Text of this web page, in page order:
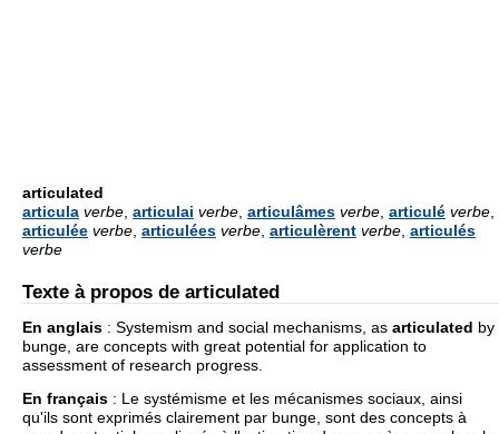
articulated
articula verbe articulai verbe articulâmes verbe articulé verbe
articulée verbe articulées verbe articulèrent verbe articulés
verbe
Texte à propos de articulated
En anglais : Systemism and social mechanisms, as articulated by
bunge, are concepts with great potential for application to
assessment of research progress.
En français : Le systémisme et les mécanismes sociaux, ainsi
qu'ils sont exprimés clairement par bunge, sont des concepts à